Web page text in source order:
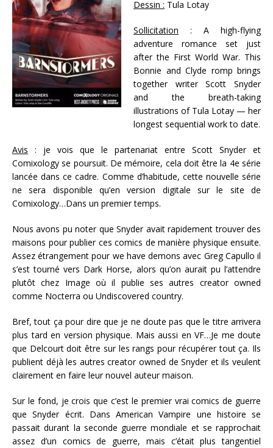
Dessin : Tula Lotay
Sollicitation : A high-flying
adventure romance set just
after the First World War. This
Bonnie and Clyde romp brings
together writer Scott Snyder
and the breath-taking
illustrations of Tula Lotay — her
longest sequential work to date.
Avis : je vois que le partenariat entre Scott Snyder et
Comixology se poursuit. De mémoire, cela doit être la 4e série
lancée dans ce cadre. Comme d’habitude, cette nouvelle série
ne sera disponible qu’en version digitale sur le site de
Comixology…Dans un premier temps.
Nous avons pu noter que Snyder avait rapidement trouver des
maisons pour publier ces comics de manière physique ensuite.
Assez étrangement pour we have demons avec Greg Capullo il
s’est tourné vers Dark Horse, alors qu’on aurait pu l’attendre
plutôt chez Image où il publie ses autres creator owned
comme Nocterra ou Undiscovered country.
Bref, tout ça pour dire que je ne doute pas que le titre arrivera
plus tard en version physique. Mais aussi en VF…Je me doute
que Delcourt doit être sur les rangs pour récupérer tout ça. Ils
publient déjà les autres creator owned de Snyder et ils veulent
clairement en faire leur nouvel auteur maison.
Sur le fond, je crois que c’est le premier vrai comics de guerre
que Snyder écrit. Dans American Vampire une histoire se
passait durant la seconde guerre mondiale et se rapprochait
assez d’un comics de guerre, mais c’était plus tangentiel